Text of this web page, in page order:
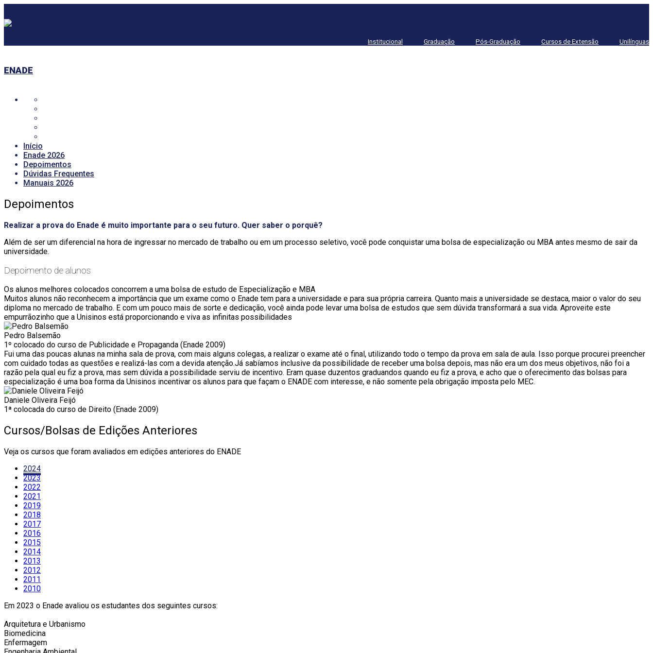
Institucional Graduação Pós-Graduação Cursos de Extensão Unilínguas
ENADE
Início
Enade 2026
Depoimentos
Dúvidas Frequentes
Manuais 2026
Depoimentos
Realizar a prova do Enade é muito importante para o seu futuro. Quer saber o porquê?
Além de ser um diferencial na hora de ingressar no mercado de trabalho ou em um processo seletivo, você pode conquistar uma bolsa de especialização ou MBA antes mesmo de sair da
universidade.
Depoimento de alunos
Os alunos melhores colocados concorrem a uma bolsa de estudo de Especialização e MBA
Muitos alunos não reconhecem a importância que um exame como o Enade tem para a universidade e para sua própria carreira. Quanto mais a universidade se destaca, maior o valor do seu
diploma no mercado de trabalho. E com um pouco mais de sorte e dedicação, você ainda pode levar uma bolsa de estudos que sem dúvida transformará a sua vida. Aproveite este
empurrãozinho que a Unisinos está proporcionando e viva as infinitas possibilidades
Pedro Balsemão
1º colocado do curso de Publicidade e Propaganda (Enade 2009)
Fui uma das poucas alunas na minha sala de prova, com mais alguns colegas, a realizar o exame até o final, utilizando todo o tempo da prova em sala de aula. Isso porque procurei preencher
com cuidado todas as questões e realizá-las com a devida atenção.Já sabíamos inclusive da possibilidade de receber uma bolsa depois, mas não era um dos meus objetivos, não foi a
razão pela qual eu fiz a prova, mas sem dúvida a possibilidade serviu de incentivo. Eram quase duzentos graduandos quando eu fiz a prova, e acho que o oferecimento das bolsas para
especialização é uma boa forma da Unisinos incentivar os alunos para que façam o ENADE com interesse, e não somente pela obrigação imposta pelo MEC.
Daniele Oliveira Feijó
1ª colocada do curso de Direito (Enade 2009)
Cursos/Bolsas de Edições Anteriores
Veja os cursos que foram avaliados em edições anteriores do ENADE
2024
2023
2022
2021
2019
2018
2017
2016
2015
2014
2013
2012
2011
2010
Em 2023 o Enade avaliou os estudantes dos seguintes cursos:
Arquitetura e Urbanismo
Biomedicina
Enfermagem